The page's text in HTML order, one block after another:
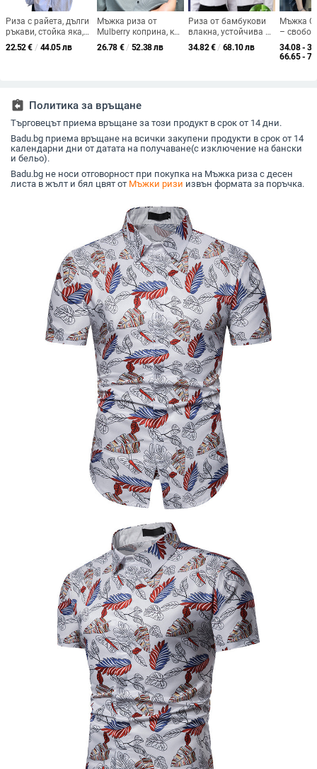
Риза с райета, дълги
ръкави, стойка яка,
свободна кройка,
полиестер 96%
22.52€ / 44.05 лв
Мъжка риза от
Mulberry коприна, къс
ръкав, лапел яка,
едноцветна,
26.78 € / 52.38 лв
Риза от бамбукови
влакна, устойчива на
намачкване,
дишаща, без нужда
34.82€ / 68.10 лв
Мъжка
–
дълги
34.08 -
66.65 -
assignment_return Политика за връщане
Търговецът приема връщане за този продукт в срок от 14 дни.
Badu.bg приема връщане на всички закупени продукти в срок от 14
календарни дни от датата на получаване(с изключение на бански
и бельо).
Badu.bg не носи отговорност при покупка на Мъжка риза с десен
листа в жълт и бял цвят от Мъжки ризи извън формата за поръчка.